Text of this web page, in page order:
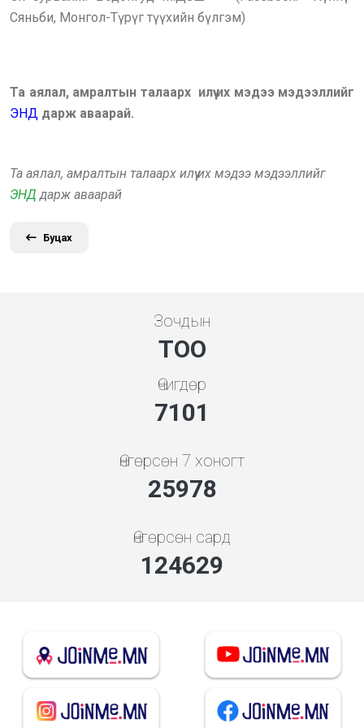
Сяньби, Монгол-Түрүг түүхийн бүлгэм)
Та аялал, амралтын талаарх илүү их мэдээ мэдээллийг
ЭНД дарж аваарай.
Та аялал, амралтын талаарх илүү их мэдээ мэдээллийг
ЭНД дарж аваарай
Буцах
Зочдын
ТОО
Өчигдөр
7608
Өнгөрсөн 7 хоногт
27834
Өнгөрсөн сард
143803